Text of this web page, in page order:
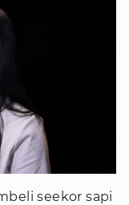
seekor sapi